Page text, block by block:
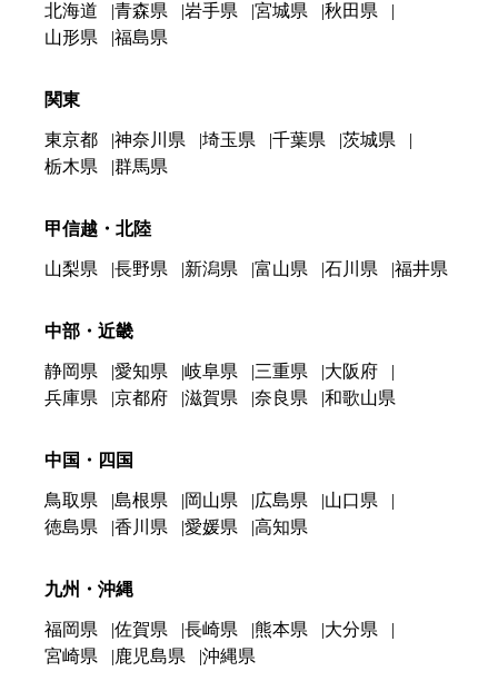
北海道 青森県 岩手県 宮城県
秋田県
山形県
福島県
関東
東京都 神奈川県 埼玉県 千葉県
茨城県
栃木県
群馬県
甲信越・北陸
山梨県 長野県 新潟県 富山県 石川県 福井県
中部・近畿
静岡県 愛知県 岐阜県 三重県
大阪府
兵庫県
京都府 滋賀県 奈良県 和歌山県
中国・四国
鳥取県 島根県 岡山県 広島県
山口県
徳島県
香川県 愛媛県 高知県
九州・沖縄
福岡県 佐賀県 長崎県 熊本県
大分県
宮崎県
鹿児島県 沖縄県